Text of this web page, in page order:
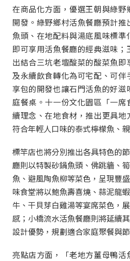
在商品化方面，優選王朝與綠野
開發。綠野鄉村活魚餐廳預計
魚頭、在地配料與湯底風味標
即可享用活魚餐廳的經典滋味
出結合三坑老壇酸菜的酸菜魚
及永續飲食轉化為可宅配、可伴
享包的開發也讓石門活魚的好滋
庭餐桌。十一份文化園區「一席
續理念、在地食材，推出更具地
符合年輕人口味的泰式檸檬魚、
標竿店也將分別推出各具特色的
廳則以特製砂鍋魚頭、佛跳牆、
魚、避風陶魚柳等菜色，呈現豐
味食堂將以鮑魚壽喜燒、蒜泥龍
牛、干貝芽白雞湯等宴席菜色，
感；小橋流水活魚餐廳則將延續
設計優勢，規劃適合家庭聚餐與
亮點店方面，「老地方薑母鴨活